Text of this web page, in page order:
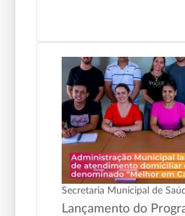
Secretaria Municipal de
Lançamento do